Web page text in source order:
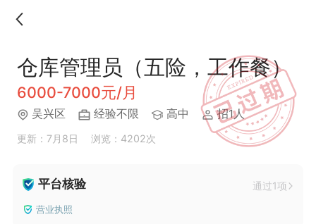
仓库管理员（五险，工作餐）
6000-7000元/月
吴兴区 经验不限 高中 招1人
更新：7月8日 浏览：4202次
平台核验 通过1项
营业执照